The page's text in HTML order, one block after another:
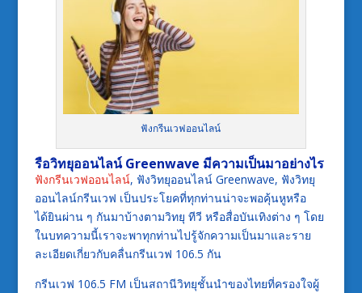
ฟังกรีนเวฟออนไลน์
รือวิทยุออนไลน์ Greenwave มีความเป็นมาอย่างไร
ฟังกรีนเวฟออนไลน์, ฟังวิทยุออนไลน์ Greenwave, ฟังวิทยุ
ออนไลน์กรีนเวฟ เป็นประโยคที่ทุกท่านน่าจะพอคุ้นหูหรือ
ได้ยินผ่าน ๆ กันมาบ้างตามวิทยุ ทีวี หรือสื่อบันเทิงต่าง ๆ โดย
ในบทความนี้เราจะพาทุกท่านไปรู้จักความเป็นมาและราย
ละเอียดเกี่ยวกับคลื่นกรีนเวฟ 106.5 กัน
กรีนเวฟ 106.5 FM เป็นสถานีวิทยุชั้นนำของไทยที่ครองใจผู้